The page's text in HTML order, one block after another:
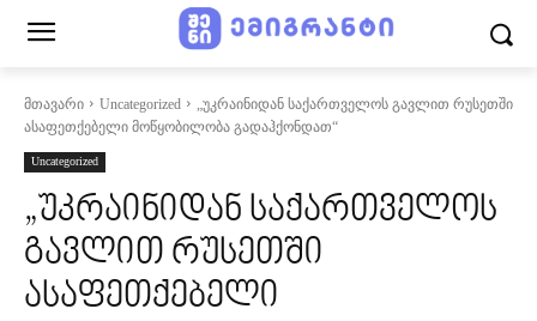
მთავარი Uncategorized
„უკრაინიდან საქართველოს გავლით რუსეთში
ასაფეთქებელი მოწყობილობა გადაჰქონდათ“
Uncategorized
„უკრაინიდან საქართველოს
გავლით რუსეთში
ასაფეთქებელი